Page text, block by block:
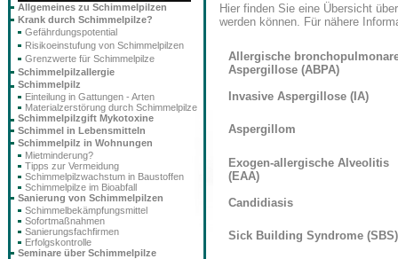
Hier finden Sie eine Übersicht
werden können. Für nähere
Allergische
Aspergillose (ABPA)
Invasive Aspergillose (IA)
Aspergillom
Exogen-allergische Alveolitis
(EAA)
Candidiasis
Sick Building Syndrome (SBS)
Allgemeines zu Schimmelpilzen
Krank durch Schimmelpilze?
Gefährdungspotential
Risikoeinstufung von Schimmelpilzen
Grenzwerte für Schimmelpilze
Schimmelpilzallergie
Schimmelpilz
Einteilung in Gattungen - Arten
Materialzerstörung durch Schimmelpilze
Schimmelpilzgift Mykotoxine
Schimmel in Lebensmitteln
Schimmelpilz in Wohnungen
Mietminderung?
Tipps zur Vermeidung
Schimmelpilzwachstum in Baustoffen
Schimmelpilze im Bioabfall
Sanierung von Schimmelpilzen
Schimmelbekämpfungsmittel
Sofortmaßnahmen
Sanierungsfachfirmen
Erfolgskontrolle
Seminare über Schimmelpilze